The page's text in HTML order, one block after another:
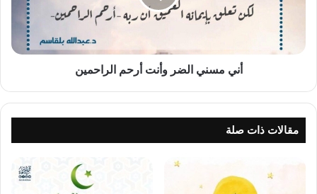
الراحمين
أني مسني الضر وأنت أرحم الراحمين
مقالات ذات صلة